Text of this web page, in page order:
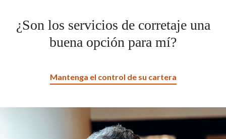
¿Son los servicios de corretaje una
buena opción para mí?
Mantenga el control de su cartera